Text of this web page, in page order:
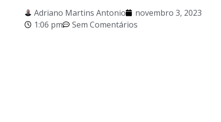
Adriano Martins Antonio
novembro 3, 2023
1:06 pm
Sem Comentários